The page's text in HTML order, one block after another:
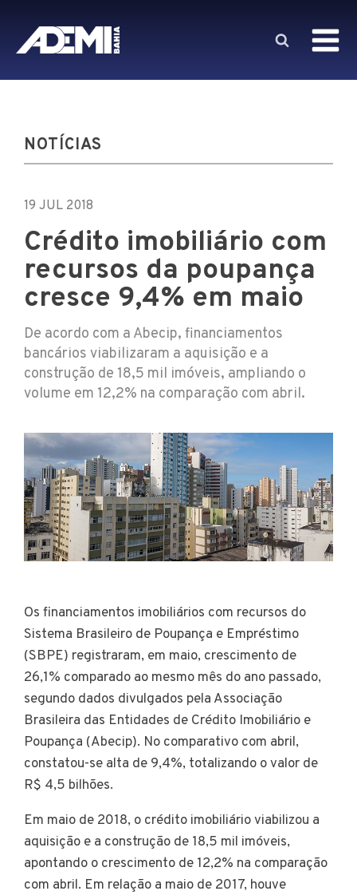
NOTÍCIAS
19 JUL 2018
Crédito imobiliário com
recursos da poupança
cresce 9,4% em maio
De acordo com a Abecip, financiamentos
bancários viabilizaram a aquisição e a
construção de 18,5 mil imóveis, ampliando o
volume em 12,2% na comparação com abril.
Os financiamentos imobiliários com recursos do
Sistema Brasileiro de Poupança e Empréstimo
(SBPE) registraram, em maio, crescimento de
26,1% comparado ao mesmo mês do ano passado,
segundo dados divulgados pela Associação
Brasileira das Entidades de Crédito Imobiliário e
Poupança (Abecip). No comparativo com abril,
constatou-se alta de 9,4%, totalizando o valor de
R$ 4,5 bilhões.
Em maio de 2018, o crédito imobiliário viabilizou a
aquisição e a construção de 18,5 mil imóveis,
apontando o crescimento de 12,2% na comparação
com abril. Em relação a maio de 2017, houve